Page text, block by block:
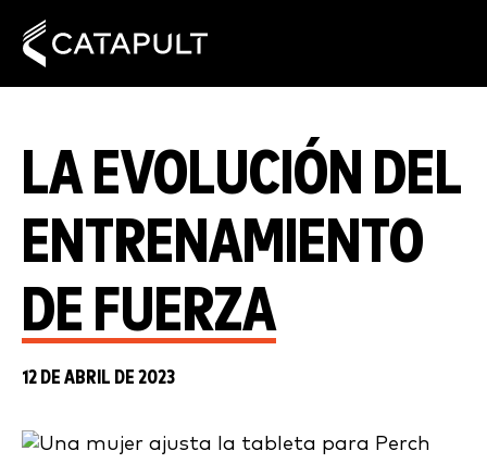
LA EVOLUCIÓN DEL
ENTRENAMIENTO
DE FUERZA
12 DE ABRIL DE 2023